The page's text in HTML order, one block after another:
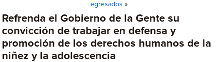
egresados »
Refrenda el Gobierno de la Gente su
convicción de trabajar en defensa y
promoción de los derechos humanos de la
niñez y la adolescencia